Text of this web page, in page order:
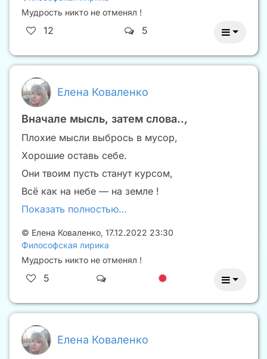
Мудрость никто не отменял !
12 5
Елена Коваленко
Вначале мысль, затем слова..,
Плохие мысли выбрось в мусор,
Хорошие оставь себе.
Они твоим пусть станут курсом,
Всё как на небе — на земле !
Показать полностью…
© Елена Коваленко, 17.12.2022 23:30
Философская лирика
Мудрость никто не отменял !
5
Елена Коваленко